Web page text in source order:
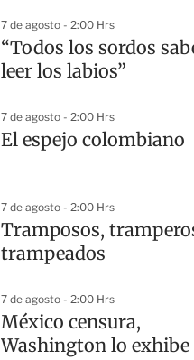
7 de agosto - 2:00 Hrs
“Todos los sordos
leer los labios”
7 de agosto - 2:00 Hrs
El espejo colombiano
7 de agosto - 2:00 Hrs
Tramposos,
trampeados
7 de agosto - 2:00 Hrs
México censura,
Washington lo exhibe